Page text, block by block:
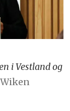
i Vestland og